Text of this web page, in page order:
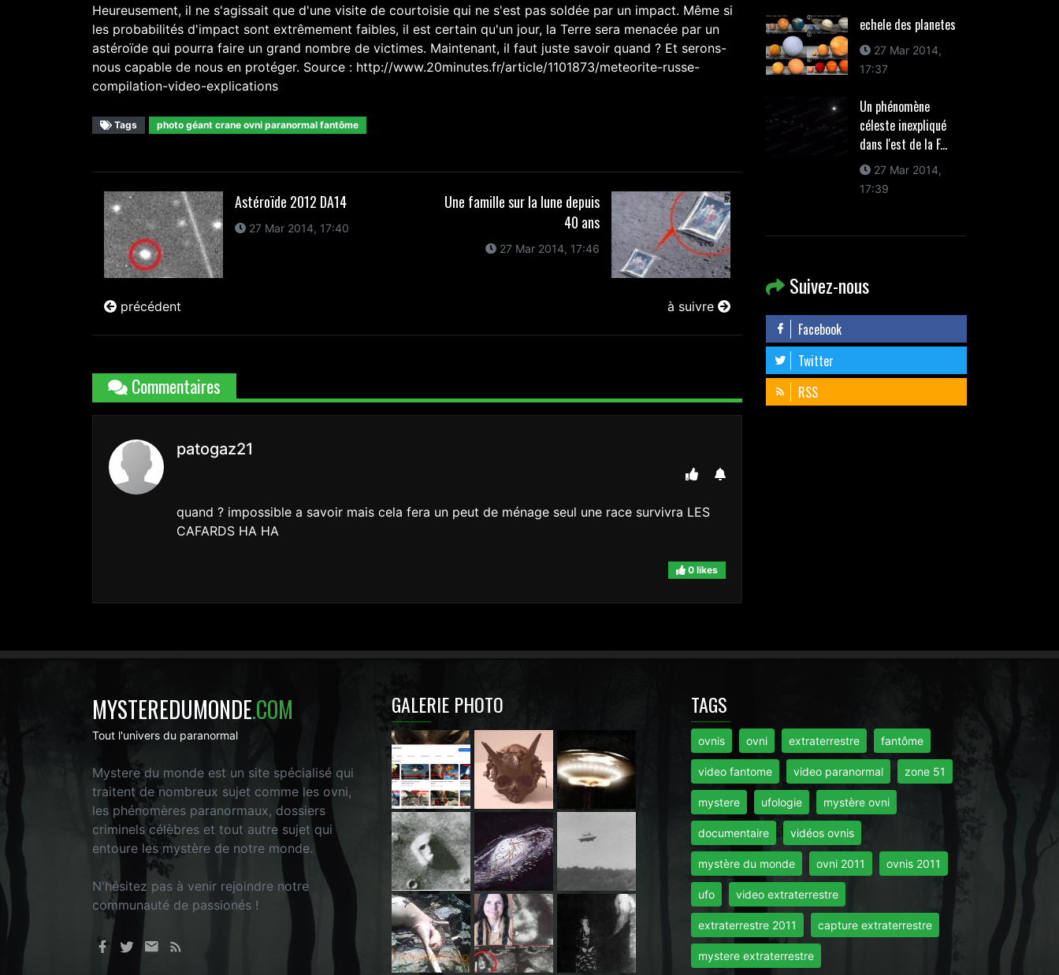
Heureusement, il ne s'agissait que d'une visite de courtoisie qui ne s'est pas soldée par un impact. Même si
les probabilités d'impact sont extrêmement faibles, il est certain qu'un jour, la Terre sera menacée par un
astéroïde qui pourra faire un grand nombre de victimes. Maintenant, il faut juste savoir quand ? Et serons-
nous capable de nous en protéger. Source : http://www.20minutes.fr/article/1101873/meteorite-russe-
compilation-video-explications
Tags photo géant crane ovni paranormal fantôme
Astéroïde 2012 DA14
27 Mar 2014, 17:40
précédent
Une famille sur la lune depuis
40 ans
27 Mar 2014, 17:46
à suivre
Commentaires
patogaz21
quand ? impossible a savoir mais cela fera un peut de ménage seul une race survivra LES
CAFARDS HA HA
0 likes
echele des planetes
27 Mar 2014,
17:37
Un phénomène
céleste inexpliqué
dans l'est de la F...
27 Mar 2014,
17:39
Suivez-nous
Facebook
Twitter
RSS
MYSTEREDUMONDE.COM
Tout l'univers du paranormal
Mystere du monde est un site spécialisé qui
traitent de nombreux sujet comme les ovni,
les phénomères paranormaux, dossiers
criminels célèbres et tout autre sujet qui
entoure les mystère de notre monde.
N'hésitez pas à venir rejoindre notre
communauté de passionés !
GALERIE PHOTO TAGS
ovnis ovni extraterrestre fantôme
video fantome video paranormal zone 51
mystere ufologie mystère ovni
documentaire vidéos ovnis
mystère du monde ovni 2011 ovnis 2011
ufo video extraterrestre
extraterrestre 2011 capture extraterrestre
mystere extraterrestre